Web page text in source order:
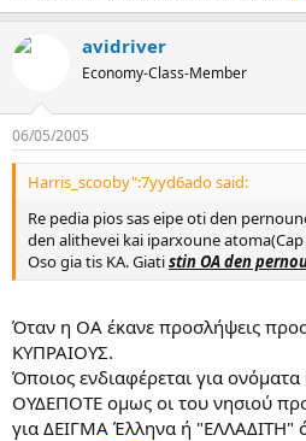
avidriver
Economy-Class-Member
06/05/2005
Harris_scooby":7yyd6ado said:
Re pedia pios sas eipe oti den
den alithevei kai iparxoune
Oso gia tis KA. Giatistin OA den
Όταν η ΟΑ έκανε προσλήψεις
ΚΥΠΡΑΙΟΥΣ.
Όποιος ενδιαφέρεται για
ΟΥΔΕΠΟΤΕ ομως οι του νησιού
για ΔΕΙΓΜΑ Έλληνα ή "ΕΛΛΑΔΙΤΗ"